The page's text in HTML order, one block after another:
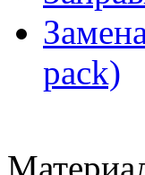
pack)